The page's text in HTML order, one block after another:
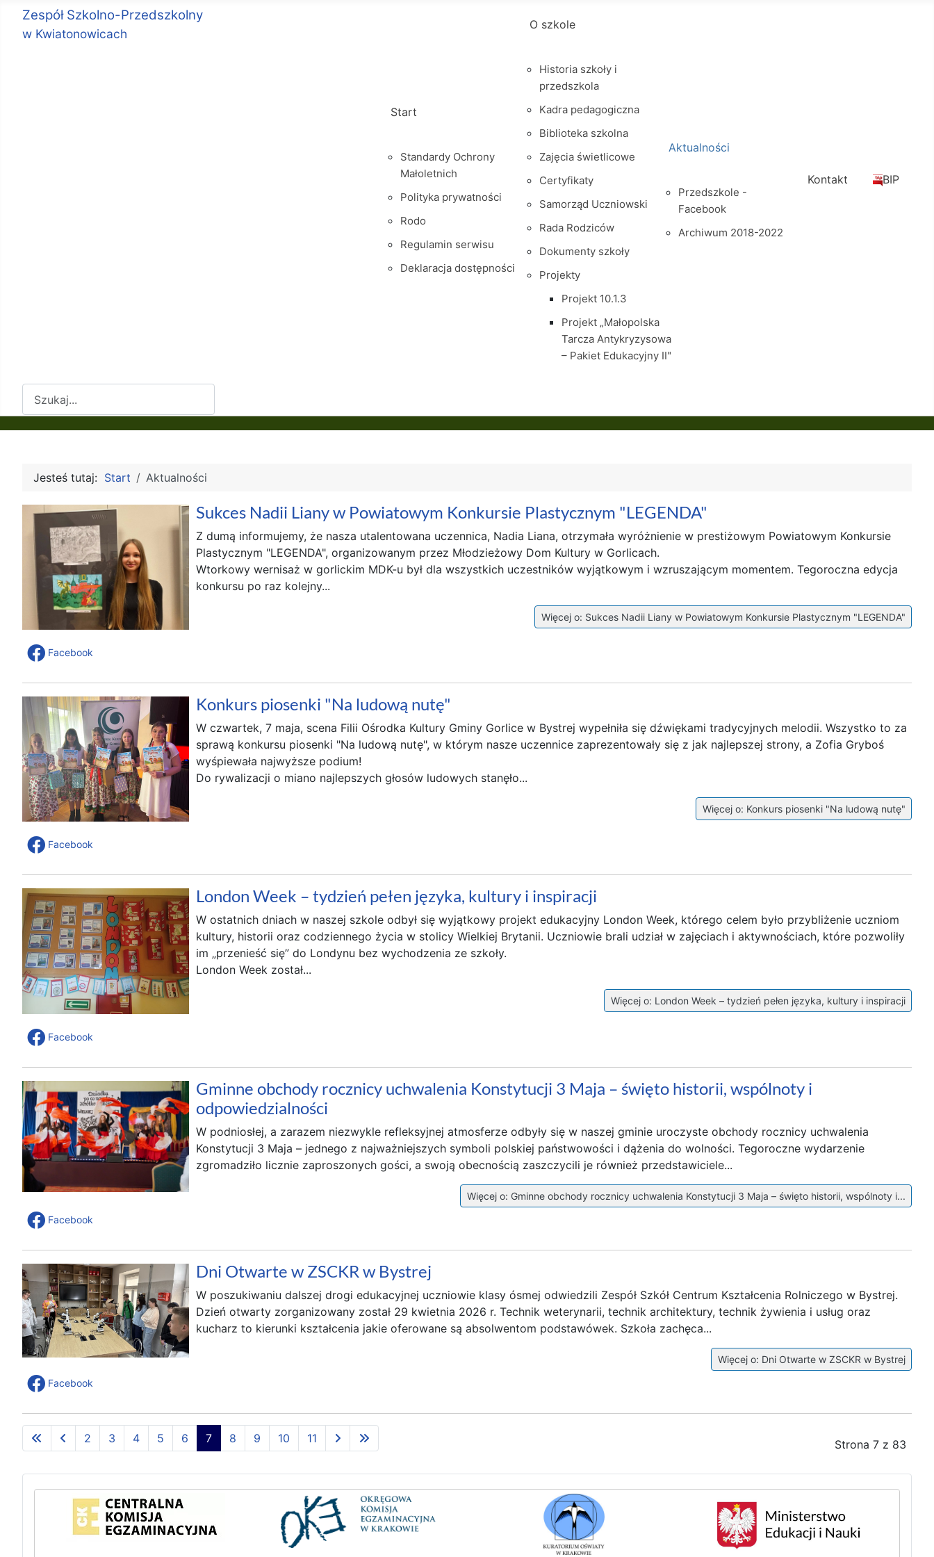
Zespół Szkolno-Przedszkolny
w Kwiatonowicach
Start
Standardy Ochrony
Małoletnich
Polityka prywatności
Rodo
Regulamin serwisu
Deklaracja dostępności
O szkole
Historia szkoły i
przedszkola
Kadra pedagogiczna
Biblioteka szkolna
Zajęcia świetlicowe
Certyfikaty
Samorząd Uczniowski
Rada Rodziców
Dokumenty szkoły
Projekty
Projekt 10.1.3
Projekt „Małopolska
Tarcza Antykryzysowa
– Pakiet Edukacyjny II"
Aktualności
Przedszkole -
Facebook
Archiwum 2018-2022
Kontakt BIP
Jesteś tutaj: Start Aktualności
Sukces Nadii Liany w Powiatowym Konkursie Plastycznym "LEGENDA"
Z dumą informujemy, że nasza utalentowana uczennica, Nadia Liana, otrzymała wyróżnienie w prestiżowym Powiatowym Konkursie
Plastycznym "LEGENDA", organizowanym przez Młodzieżowy Dom Kultury w Gorlicach.
Wtorkowy wernisaż w gorlickim MDK-u był dla wszystkich uczestników wyjątkowym i wzruszającym momentem. Tegoroczna edycja
konkursu po raz kolejny...
Więcej o: Sukces Nadii Liany w Powiatowym Konkursie Plastycznym "LEGENDA"
Facebook
Konkurs piosenki "Na ludową nutę"
W czwartek, 7 maja, scena Filii Ośrodka Kultury Gminy Gorlice w Bystrej wypełniła się dźwiękami tradycyjnych melodii. Wszystko to za
sprawą konkursu piosenki "Na ludową nutę", w którym nasze uczennice zaprezentowały się z jak najlepszej strony, a Zofia Gryboś
wyśpiewała najwyższe podium!
Do rywalizacji o miano najlepszych głosów ludowych stanęło...
Więcej o: Konkurs piosenki "Na ludową nutę"
Facebook
London Week – tydzień pełen języka, kultury i inspiracji
W ostatnich dniach w naszej szkole odbył się wyjątkowy projekt edukacyjny London Week, którego celem było przybliżenie uczniom
kultury, historii oraz codziennego życia w stolicy Wielkiej Brytanii. Uczniowie brali udział w zajęciach i aktywnościach, które pozwoliły
im „przenieść się” do Londynu bez wychodzenia ze szkoły.
London Week został...
Więcej o: London Week – tydzień pełen języka, kultury i inspiracji
Facebook
Gminne obchody rocznicy uchwalenia Konstytucji 3 Maja – święto historii, wspólnoty i
odpowiedzialności
W podniosłej, a zarazem niezwykle refleksyjnej atmosferze odbyły się w naszej gminie uroczyste obchody rocznicy uchwalenia
Konstytucji 3 Maja – jednego z najważniejszych symboli polskiej państwowości i dążenia do wolności. Tegoroczne wydarzenie
zgromadziło licznie zaproszonych gości, a swoją obecnością zaszczycili je również przedstawiciele...
Więcej o: Gminne obchody rocznicy uchwalenia Konstytucji 3 Maja – święto historii, wspólnoty i...
Facebook
Dni Otwarte w ZSCKR w Bystrej
W poszukiwaniu dalszej drogi edukacyjnej uczniowie klasy ósmej odwiedzili Zespół Szkół Centrum Kształcenia Rolniczego w Bystrej.
Dzień otwarty zorganizowany został 29 kwietnia 2026 r. Technik weterynarii, technik architektury, technik żywienia i usług oraz
kucharz to kierunki kształcenia jakie oferowane są absolwentom podstawówek. Szkoła zachęca...
Więcej o: Dni Otwarte w ZSCKR w Bystrej
Facebook
Strona 7 z 83
2 3 4 5 6 7 8 9 10 11